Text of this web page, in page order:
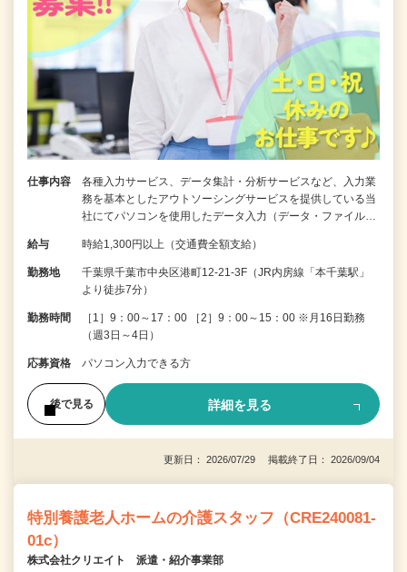
仕事内容
各種入力サービス、データ集計・分析サービスなど、入力業
務を基本としたアウトソーシングサービスを提供している当
社にてパソコンを使用したデータ入力（データ・ファイル…
給与 時給1,300円以上（交通費全額支給）
勤務地
千葉県千葉市中央区港町12-21-3F（JR内房線「本千葉駅」
より徒歩7分）
勤務時間
［1］9：00～17：00 ［2］9：00～15：00 ※月16日勤務
（週3日～4日）
応募資格 パソコン入力できる方
後で見る 詳細を見る
更新日： 2026/07/29 掲載終了日： 2026/09/04
特別養護老人ホームの介護スタッフ（CRE240081-
01c）
株式会社クリエイト 派遣・紹介事業部